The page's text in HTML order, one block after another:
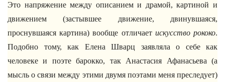
Это напряжение между описанием и драмой, картиной и
движением (застывшее движение, двинувшаяся,
проснувшаяся картина) вообще отличает искусство рококо.
Подобно тому, как Елена Шварц заявляла о себе как
человеке и поэте барокко, так Анастасия Афанасьева (а
мысль о связи между этими двумя поэтами меня преследует)